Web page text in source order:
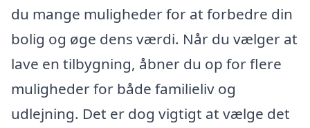
du mange muligheder for at forbedre din
bolig og øge dens værdi. Når du vælger at
lave en tilbygning, åbner du op for flere
muligheder for både familieliv og
udlejning. Det er dog vigtigt at vælge det